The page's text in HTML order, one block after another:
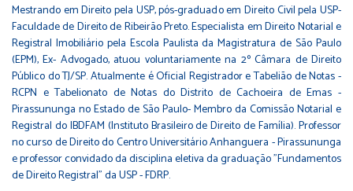
Mestrando em Direito pela USP, pós-graduado em Direito Civil pela USP-
Faculdade de Direito de Ribeirão Preto. Especialista em Direito Notarial e
Registral Imobiliário pela Escola Paulista da Magistratura de São Paulo
(EPM), Ex- Advogado, atuou voluntariamente na 2º Câmara de Direito
Público do TJ/SP. Atualmente é Oficial Registrador e Tabelião de Notas -
RCPN e Tabelionato de Notas do Distrito de Cachoeira de Emas -
Pirassununga no Estado de São Paulo- Membro da Comissão Notarial e
Registral do IBDFAM (Instituto Brasileiro de Direito de Família). Professor
no curso de Direito do Centro Universitário Anhanguera - Pirassununga
e professor convidado da disciplina eletiva da graduação "Fundamentos
de Direito Registral" da USP - FDRP.